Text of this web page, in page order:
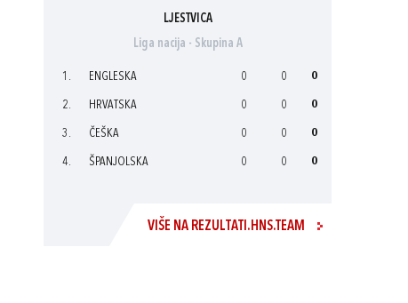
LJESTVICA
Liga nacija - Skupina A
1. ENGLESKA 0 0 0
2. HRVATSKA 0 0 0
3. ČEŠKA 0 0 0
4. ŠPANJOLSKA 0 0 0
VIŠE NA REZULTATI.HNS.TEAM